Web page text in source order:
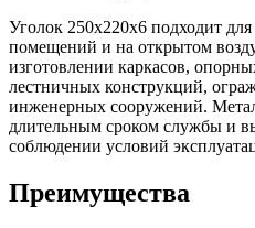
Уголок 250х220х6 подходит
помещений и на открытом
изготовлении каркасов,
лестничных конструкций,
инженерных сооружений.
длительным сроком службы и
соблюдении условий
Преимущества